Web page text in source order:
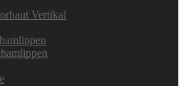
Vertikal